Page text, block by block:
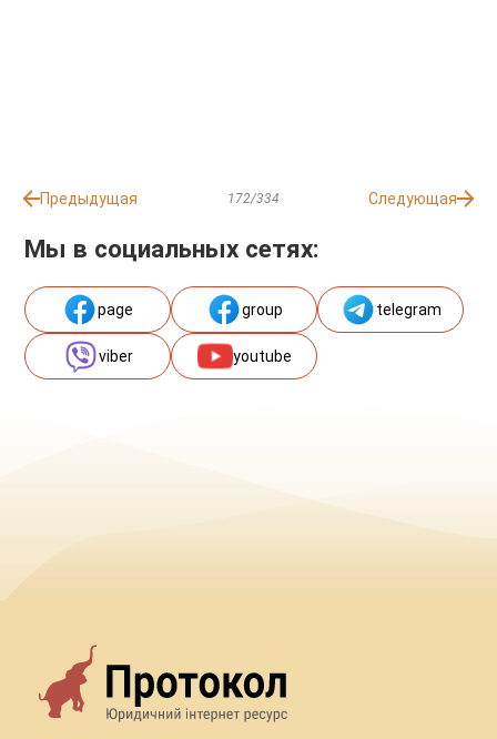
Предыдущая 172/334 Следующая
Мы в социальных сетях:
page group telegram
viber youtube